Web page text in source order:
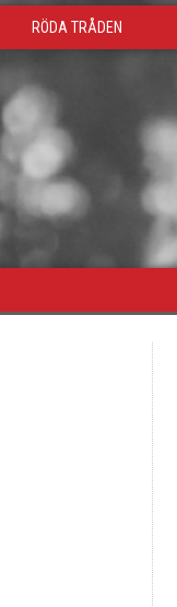
RÖDA TRÅDEN